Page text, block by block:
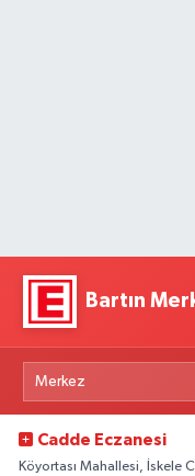
Bartın
Cadde Eczanesi
Köyortası Mahallesi, İskele